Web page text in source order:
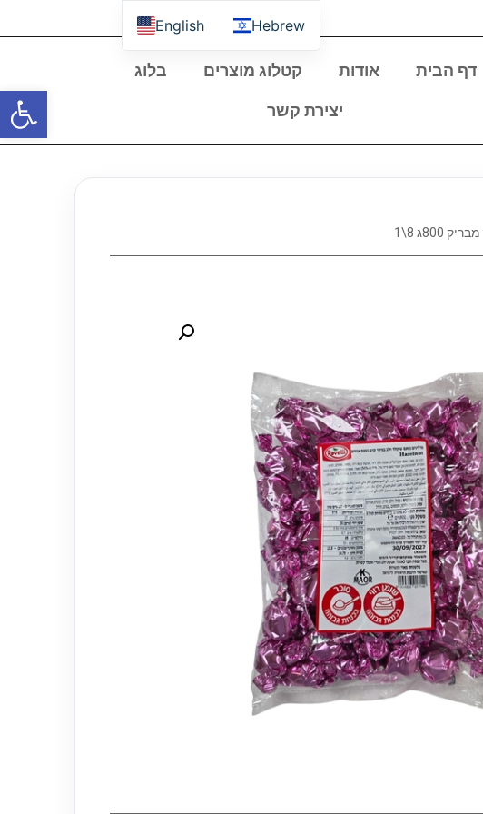
פתח
דף הבית אודות קטלוג מוצרים
בלוג
יצירת קשר
Hebrew
English